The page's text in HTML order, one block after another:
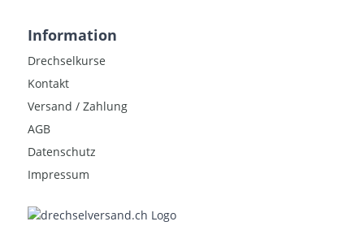
Information
Drechselkurse
Kontakt
Versand / Zahlung
AGB
Datenschutz
Impressum